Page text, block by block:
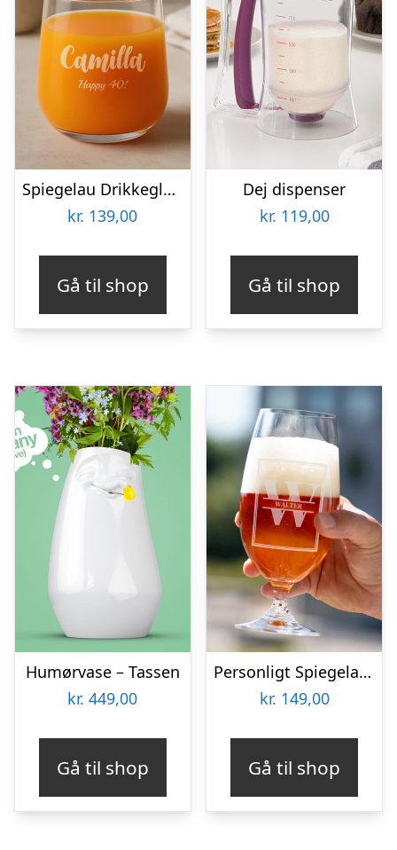
Spiegelau Drikkeglas med Gravering – Egen Tekst
kr. 139,00
Gå til shop
Dej dispenser
kr. 119,00
Gå til shop
Humørvase – Tassen
kr. 449,00
Gå til shop
Personligt Spiegelau Ølglas med Gravering – Bogstav & Navn
kr. 149,00
Gå til shop